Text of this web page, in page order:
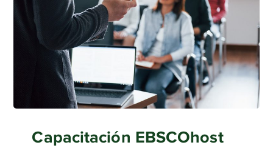
Capacitación EBSCOhost